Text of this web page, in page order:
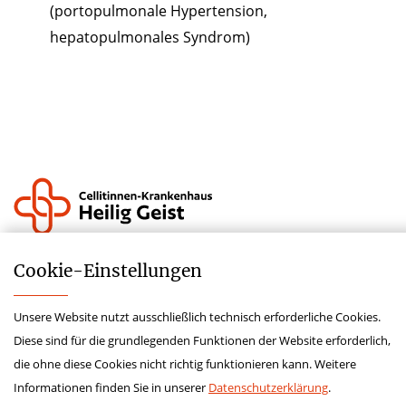
(portopulmonale Hypertension,
hepatopulmonales Syndrom)
Krankenhauszukunftsfonds
Impressum
Hinweisgeberschutzgesetz
Datenschutz
Cookie-­Einstellungen
Unsere Website nutzt ausschließlich technisch erforderliche Cookies.
Diese sind für die grundlegenden Funktionen der Website erforderlich,
die ohne diese Cookies nicht richtig funktionieren kann. Weitere
Informationen finden Sie in unserer Datenschutzerklärung.